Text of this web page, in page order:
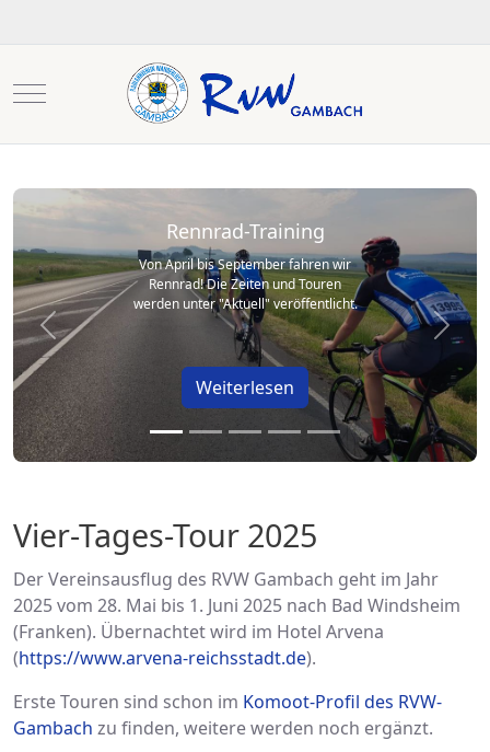
Mobile Menu Toggle
Rennrad-Training
Von April bis September fahren wir
Rennrad! Die Zeiten und Touren
werden unter "Aktuell" veröffentlicht.
Weiterlesen
Previous Next
Vier-Tages-Tour 2025
Der Vereinsausflug des RVW Gambach geht im Jahr
2025 vom 28. Mai bis 1. Juni 2025 nach Bad Windsheim
(Franken). Übernachtet wird im Hotel Arvena
(https://www.arvena-reichsstadt.de).
Erste Touren sind schon im Komoot-Profil des RVW-
Gambach zu finden, weitere werden noch ergänzt.